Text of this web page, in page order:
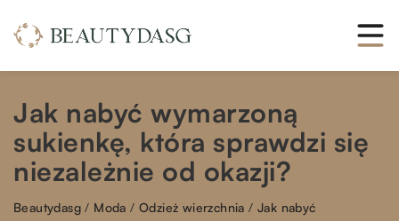
Jak nabyć wymarzoną
sukienkę, która sprawdzi się
niezależnie od okazji?
Beautydasg / Moda /Odzież wierzchnia /Jak nabyć